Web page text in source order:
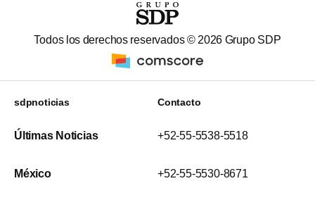
Todos los derechos reservados © 2026 Grupo SDP
sdpnoticias
Últimas Noticias
México
Contacto
+52-55-5538-5518
+52-55-5530-8671